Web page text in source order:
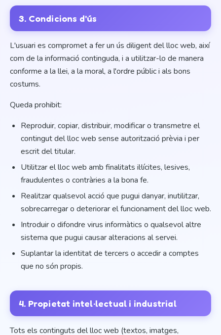
3. Condicions d'ús
L'usuari es compromet a fer un ús diligent del lloc web, així
com de la informació continguda, i a utilitzar-lo de manera
conforme a la llei, a la moral, a l'ordre públic i als bons
costums.
Queda prohibit:
Reproduir, copiar, distribuir, modificar o transmetre el
contingut del lloc web sense autorització prèvia i per
escrit del titular.
Utilitzar el lloc web amb finalitats il·lícites, lesives,
fraudulentes o contràries a la bona fe.
Realitzar qualsevol acció que pugui danyar, inutilitzar,
sobrecarregar o deteriorar el funcionament del lloc web.
Introduir o difondre virus informàtics o qualsevol altre
sistema que pugui causar alteracions al servei.
Suplantar la identitat de tercers o accedir a comptes
que no són propis.
4. Propietat intel·lectual i industrial
Tots els continguts del lloc web (textos, imatges,